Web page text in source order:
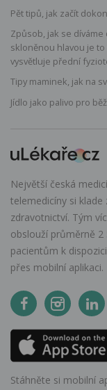
Pět tipů, jak začít
Způsob, jak se
skloněnou hlavou je to
vysvětluje přední
Tipy maminek, jak na
Jídlo jako palivo pro
Největší česká
telemedicíny si
zdravotnictví. Tým
obslouží průměrně 2
pacientům k
přes mobilní aplikaci.
Stáhněte si mobilní